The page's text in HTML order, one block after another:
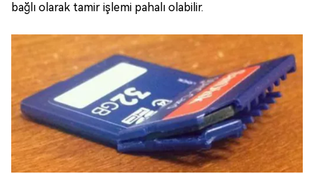
bağlı olarak tamir işlemi pahalı olabilir.